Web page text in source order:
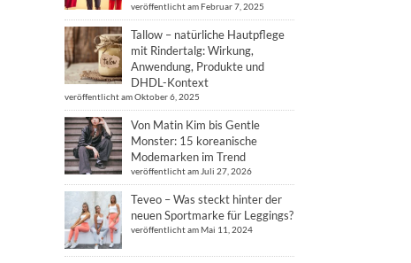
veröffentlicht am Februar 7, 2025
Tallow – natürliche Hautpflege
mit Rindertalg: Wirkung,
Anwendung, Produkte und
DHDL-Kontext
veröffentlicht am Oktober 6, 2025
Von Matin Kim bis Gentle
Monster: 15 koreanische
Modemarken im Trend
veröffentlicht am Juli 27, 2026
Teveo – Was steckt hinter der
neuen Sportmarke für Leggings?
veröffentlicht am Mai 11, 2024